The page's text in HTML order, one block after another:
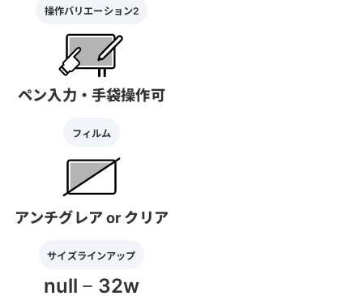
操作バリエーション2
ペン入力・手袋操作可
フィルム
アンチグレア or クリア
サイズラインアップ
null － 32w